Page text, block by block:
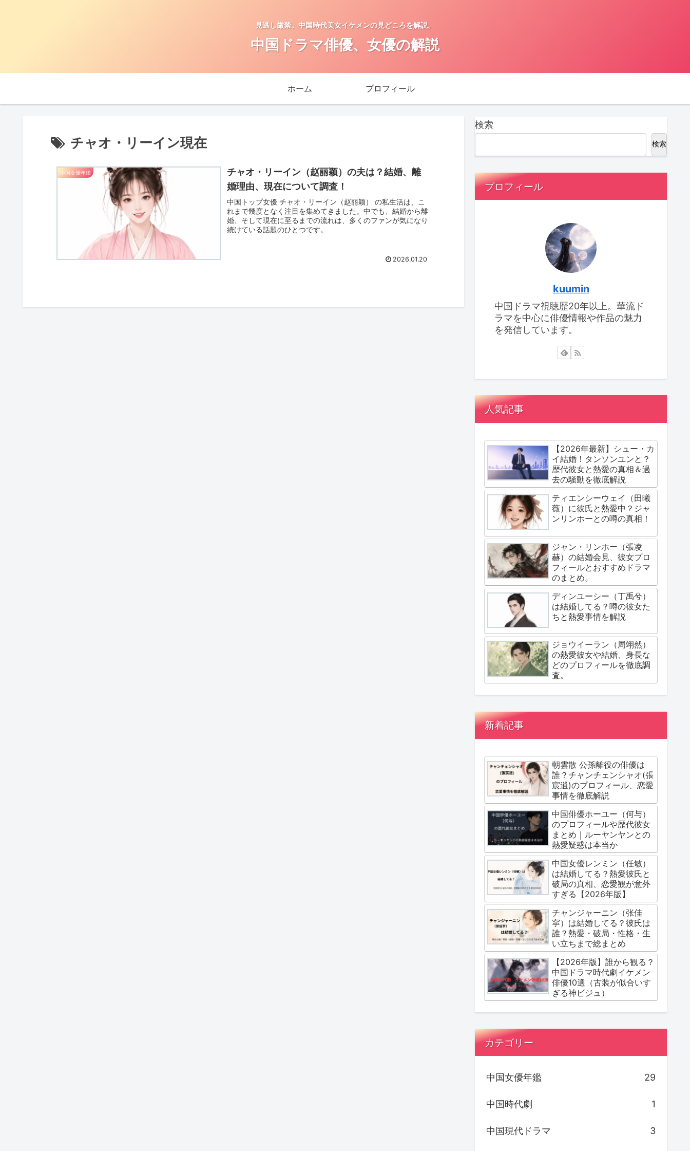
見逃し厳禁。中国時代美女イケメンの見どころを解説。
中国ドラマ俳優、女優の解説
ホーム プロフィール
チャオ・リーイン現在
中国女優年鑑
チャオ・リーイン（赵丽颖）の夫は？結婚、離
婚理由、現在について調査！
中国トップ女優 チャオ・リーイン（赵丽颖） の私生活は、こ
れまで幾度となく注目を集めてきました。中でも、結婚から離
婚、そして現在に至るまでの流れは、多くのファンが気になり
続けている話題のひとつです。
2026.01.20
検索
検索
プロフィール
kuumin
中国ドラマ視聴歴20年以上。華流ド
ラマを中心に俳優情報や作品の魅力
を発信しています。
人気記事
【2026年最新】シュー・カ
イ結婚！タンソンユンと？
歴代彼女と熱愛の真相＆過
去の騒動を徹底解説
ティエンシーウェイ（田曦
薇）に彼氏と熱愛中？ジャ
ンリンホーとの噂の真相！
ジャン・リンホー（張凌
赫）の結婚会見、彼女プロ
フィールとおすすめドラマ
のまとめ。
ディンユーシー（丁禹兮）
は結婚してる？噂の彼女た
ちと熱愛事情を解説
ジョウイーラン（周翊然）
の熱愛彼女や結婚、身長な
どのプロフィールを徹底調
査。
新着記事
朝雲散 公孫離役の俳優は
誰？チャンチェンシャオ(張
宸逍)のプロフィール、恋愛
事情を徹底解説
中国俳優ホーユー（何与）
のプロフィールや歴代彼女
まとめ｜ルーヤンヤンとの
熱愛疑惑は本当か
中国女優レンミン（任敏）
は結婚してる？熱愛彼氏と
破局の真相、恋愛観が意外
すぎる【2026年版】
チャンジャーニン（张佳
寜）は結婚してる？彼氏は
誰？熱愛・破局・性格・生
い立ちまで総まとめ
【2026年版】誰から観る？
中国ドラマ時代劇イケメン
俳優10選（古装が似合いす
ぎる神ビジュ）
カテゴリー
中国女優年鑑 29
中国時代劇 1
中国現代ドラマ 3